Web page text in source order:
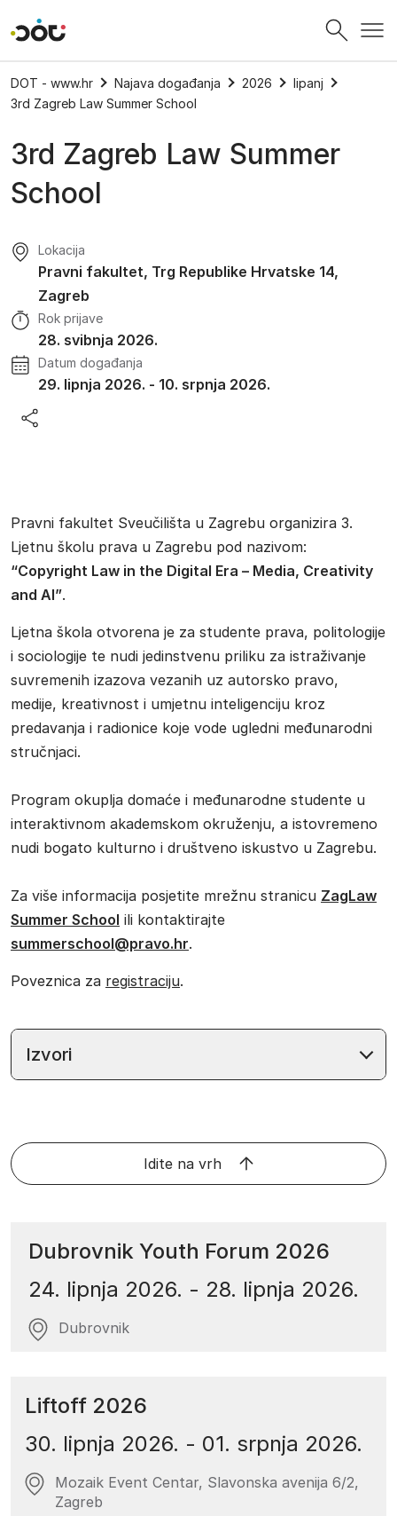
Povratak na naslovnicu
DOT - www.hr Najava događanja 2026
lipanj
3rd Zagreb Law Summer School
3rd Zagreb Law Summer
School
Lokacija
Pravni fakultet, Trg Republike Hrvatske 14,
Zagreb
Rok prijave
28. svibnja 2026.
Datum događanja
29. lipnja 2026. - 10. srpnja 2026.
Pravni fakultet Sveučilišta u Zagrebu organizira 3.
Ljetnu školu prava u Zagrebu pod nazivom:
“Copyright Law in the Digital Era – Media, Creativity
and AI”.
Ljetna škola otvorena je za studente prava, politologije
i sociologije te nudi jedinstvenu priliku za istraživanje
suvremenih izazova vezanih uz autorsko pravo,
medije, kreativnost i umjetnu inteligenciju kroz
predavanja i radionice koje vode ugledni međunarodni
stručnjaci.
Program okuplja domaće i međunarodne studente u
interaktivnom akademskom okruženju, a istovremeno
nudi bogato kulturno i društveno iskustvo u Zagrebu.
Za više informacija posjetite mrežnu stranicu ZagLaw
Summer School ili kontaktirajte
summerschool@pravo.hr.
Poveznica za registraciju.
Izvori
Idite na vrh
Dubrovnik Youth Forum 2026
24. lipnja 2026. - 28. lipnja 2026.
Dubrovnik
Liftoff 2026
30. lipnja 2026. - 01. srpnja 2026.
Mozaik Event Centar, Slavonska avenija 6/2,
Zagreb